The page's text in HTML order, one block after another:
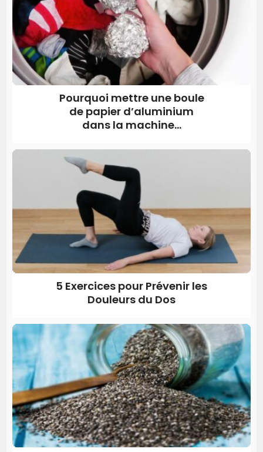
Pourquoi mettre une boule
de papier d’aluminium
dans la machine...
5 Exercices pour Prévenir les
Douleurs du Dos